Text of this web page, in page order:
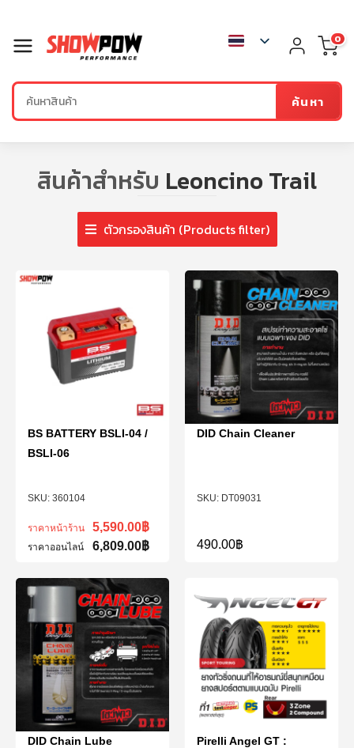
ค้นหา
0
สินค้าสำหรับ Leoncino Trail
ตัวกรองสินค้า (Products filter)
360104
BS BATTERY BSLI-04 /
BSLI-06
ราคาหน้าร้าน 5,590.00฿
ราคาออนไลน์ 6,809.00฿
DT09031
DID Chain Cleaner
490.00฿
DID Chain Lube
Pirelli Angel GT :